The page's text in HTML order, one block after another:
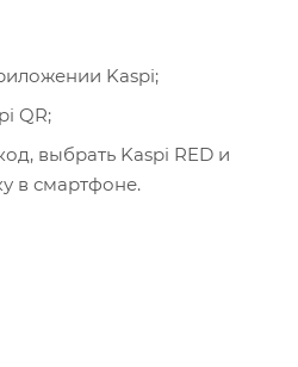
Kaspi;
QR;
выбрать Kaspi RED и
в смартфоне.